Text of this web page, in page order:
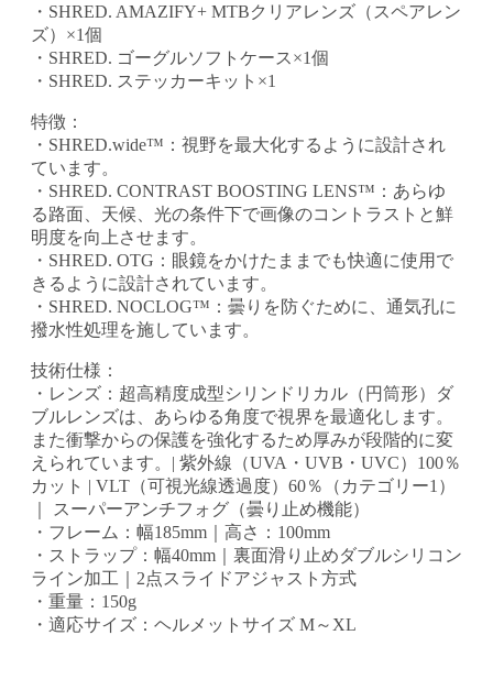
・SHRED. AMAZIFY+ MTBクリアレンズ（スペアレン
ズ）×1個
・SHRED. ゴーグルソフトケース×1個
・SHRED. ステッカーキット×1
特徴：
・SHRED.wide™：視野を最大化するように設計され
ています。
・SHRED. CONTRAST BOOSTING LENS™：あらゆ
る路面、天候、光の条件下で画像のコントラストと鮮
明度を向上させます。
・SHRED. OTG：眼鏡をかけたままでも快適に使用で
きるように設計されています。
・SHRED. NOCLOG™：曇りを防ぐために、通気孔に
撥水性処理を施しています。
技術仕様：
・レンズ：超高精度成型シリンドリカル（円筒形）ダ
ブルレンズは、あらゆる角度で視界を最適化します。
また衝撃からの保護を強化するため厚みが段階的に変
えられています。| 紫外線（UVA・UVB・UVC）100％
カット | VLT（可視光線透過度）60％（カテゴリー1）
｜ スーパーアンチフォグ（曇り止め機能）
・フレーム：幅185mm｜高さ：100mm
・ストラップ：幅40mm｜裏面滑り止めダブルシリコン
ライン加工｜2点スライドアジャスト方式
・重量：150g
・適応サイズ：ヘルメットサイズ M～XL